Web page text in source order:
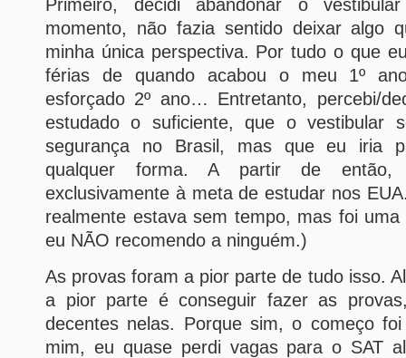
Primeiro, decidi abandonar o
momento, não fazia sentido deixar algo
minha única perspectiva. Por tudo o que
férias de quando acabou o meu 1º
esforçado 2º ano… Entretanto, percebi/
estudado o suficiente, que o vestibular
segurança no Brasil, mas que eu iria
qualquer forma. A partir de então,
exclusivamente à meta de estudar nos
realmente estava sem tempo, mas foi
eu NÃO recomendo a ninguém.)
As provas foram a pior parte de tudo isso.
a pior parte é conseguir fazer as
decentes nelas. Porque sim, o começo
mim, eu quase perdi vagas para o SAT